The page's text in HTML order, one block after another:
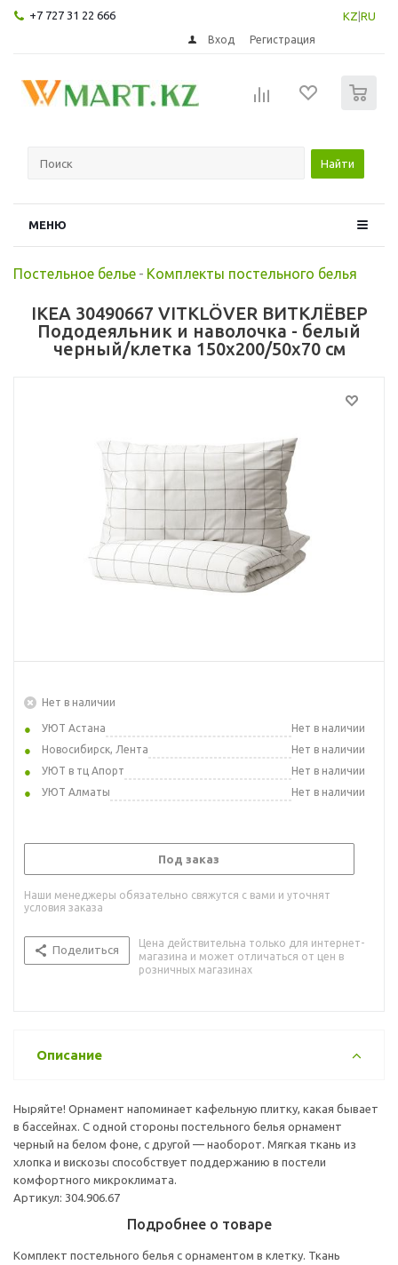
+7 727 31 22 666 KZ RU
Вход Регистрация
Найти
МЕНЮ
Постельное белье - Комплекты постельного белья
IKEA 30490667 VITKLÖVER ВИТКЛЁВЕР
Пододеяльник и наволочка - белый
черный/клетка 150x200/50x70 см
Нет в наличии
УЮТ Астана
Нет в наличии
Новосибирск, Лента
Нет в наличии
УЮТ в тц Апорт
Нет в наличии
УЮТ Алматы
Нет в наличии
Под заказ
Наши менеджеры обязательно свяжутся с вами и уточнят
условия заказа
Поделиться
Цена действительна только для интернет-
магазина и может отличаться от цен в
розничных магазинах
Описание
Ныряйте! Орнамент напоминает кафельную плитку, какая бывает
в бассейнах. С одной стороны постельного белья орнамент
черный на белом фоне, с другой — наоборот. Мягкая ткань из
хлопка и вискозы способствует поддержанию в постели
комфортного микроклимата.
Артикул: 304.906.67
Подробнее о товаре
Комплект постельного белья с орнаментом в клетку. Ткань